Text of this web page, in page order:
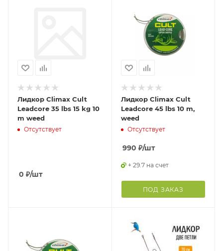
Лидкор Climax Cult
Leadcore 35 lbs 15 kg 10
m weed
Отсутствует
0 ₽/шт
Лидкор Climax Cult
Leadcore 45 lbs 10 m,
weed
Отсутствует
990 ₽/шт
+ 29.7 на счет
ПОД ЗАКАЗ